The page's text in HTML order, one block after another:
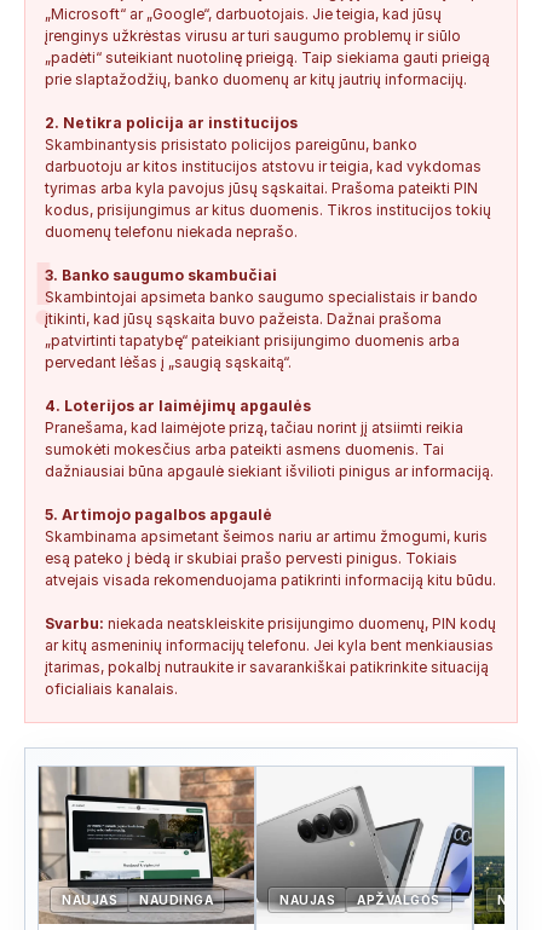
Anonimas: Paskambino ir kalbėjo per Google vertėja.
Tiesiogiai taip ir pristatė:...
TIKRINAMAS +37127228220 2026-07-31 1 0
Anonimas: Banditai netsiliepti
TIKRINAMAS +371291967613 2026-07-30
!
„Microsoft“ ar „Google“, darbuotojais. Jie teigia, kad jūsų
įrenginys užkrėstas virusu ar turi saugumo problemų ir siūlo
„padėti“ suteikiant nuotolinę prieigą. Taip siekiama gauti prieigą
prie slaptažodžių, banko duomenų ar kitų jautrių informacijų.
2. Netikra policija ar institucijos
Skambinantysis prisistato policijos pareigūnu, banko
darbuotoju ar kitos institucijos atstovu ir teigia, kad vykdomas
tyrimas arba kyla pavojus jūsų sąskaitai. Prašoma pateikti PIN
kodus, prisijungimus ar kitus duomenis. Tikros institucijos tokių
duomenų telefonu niekada neprašo.
3. Banko saugumo skambučiai
Skambintojai apsimeta banko saugumo specialistais ir bando
įtikinti, kad jūsų sąskaita buvo pažeista. Dažnai prašoma
„patvirtinti tapatybę“ pateikiant prisijungimo duomenis arba
pervedant lėšas į „saugią sąskaitą“.
4. Loterijos ar laimėjimų apgaulės
Pranešama, kad laimėjote prizą, tačiau norint jį atsiimti reikia
sumokėti mokesčius arba pateikti asmens duomenis. Tai
dažniausiai būna apgaulė siekiant išvilioti pinigus ar informaciją.
5. Artimojo pagalbos apgaulė
Skambinama apsimetant šeimos nariu ar artimu žmogumi, kuris
esą pateko į bėdą ir skubiai prašo pervesti pinigus. Tokiais
atvejais visada rekomenduojama patikrinti informaciją kitu būdu.
Svarbu: niekada neatskleiskite prisijungimo duomenų, PIN kodų
ar kitų asmeninių informacijų telefonu. Jei kyla bent menkiausias
įtarimas, pokalbį nutraukite ir savarankiškai patikrinkite situaciją
oficialiais kanalais.
NAUJAS NAUDINGA NAUJAS APŽVALGOS